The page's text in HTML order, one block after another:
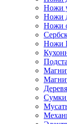
Ножи
Ножи
Ножи
Ножи
Сумки